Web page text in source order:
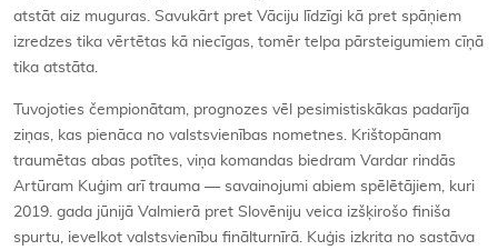
atstāt aiz muguras. Savukārt pret Vāciju līdzīgi kā pret spāņiem
izredzes tika vērtētas kā niecīgas, tomēr telpa pārsteigumiem cīņā
tika atstāta.
Tuvojoties čempionātam, prognozes vēl pesimistiskākas padarīja
ziņas, kas pienāca no valstsvienības nometnes. Krištopānam
traumētas abas potītes, viņa komandas biedram Vardar rindās
Artūram Kuģim arī trauma — savainojumi abiem spēlētājiem, kuri
2019. gada jūnijā Valmierā pret Slovēniju veica izšķirošo finiša
spurtu, ievelkot valstsvienību finālturnīrā. Kuģis izkrita no sastāva